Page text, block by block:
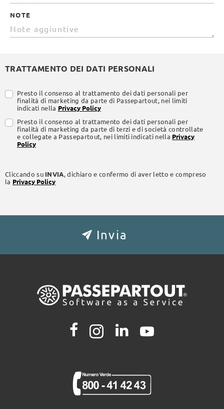
NOTE
TRATTAMENTO DEI DATI PERSONALI
Presto il consenso al trattamento dei dati personali per
finalità di marketing da parte di Passepartout, nei limiti
indicati nella Privacy Policy
Presto il consenso al trattamento dei dati personali per
finalità di marketing da parte di terzi e di società controllate
e collegate a Passepartout, nei limiti indicati nella Privacy
Policy
Cliccando su INVIA, dichiaro e confermo di aver letto e compreso
la Privacy Policy